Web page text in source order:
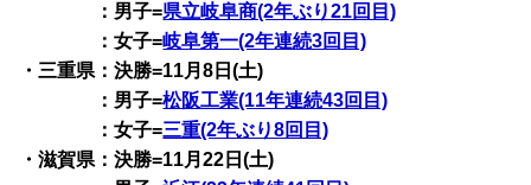
：男子=県立岐阜商(2年ぶり21回目)
：女子=岐阜第一(2年連続3回目)
・三重県：決勝=11月8日(土)
：男子=松阪工業(11年連続43回目)
：女子=三重(2年ぶり8回目)
・滋賀県：決勝=11月22日(土)